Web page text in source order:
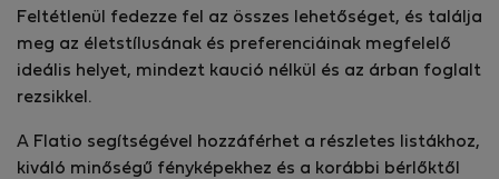
Feltétlenül fedezze fel az összes lehetőséget, és találja
meg az életstílusának és preferenciáinak megfelelő
ideális helyet, mindezt kaució nélkül és az árban foglalt
rezsikkel.
A Flatio segítségével hozzáférhet a részletes listákhoz,
kiváló minőségű fényképekhez és a korábbi bérlőktől